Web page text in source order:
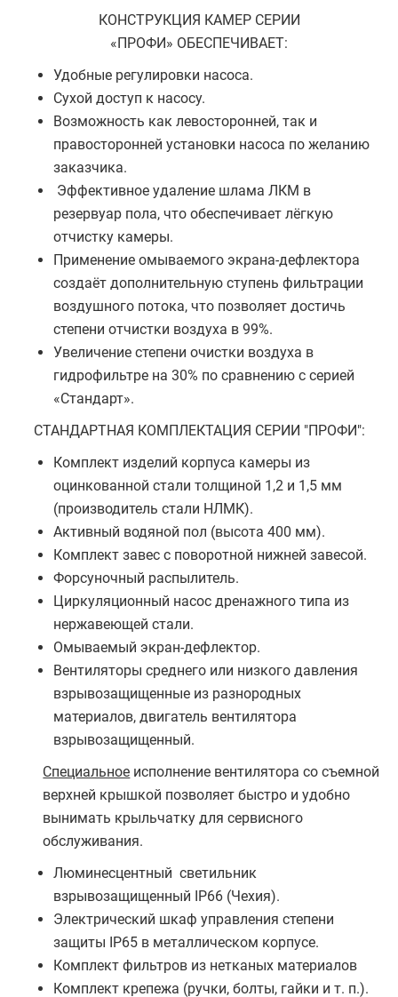
КОНСТРУКЦИЯ КАМЕР СЕРИИ
«ПРОФИ» ОБЕСПЕЧИВАЕТ:
Удобные регулировки насоса.
Сухой доступ к насосу.
Возможность как левосторонней, так и
правосторонней установки насоса по желанию
заказчика.
Эффективное удаление шлама ЛКМ в
резервуар пола, что обеспечивает лёгкую
отчистку камеры.
Применение омываемого экрана-дефлектора
создаёт дополнительную ступень фильтрации
воздушного потока, что позволяет достичь
степени отчистки воздуха в 99%.
Увеличение степени очистки воздуха в
гидрофильтре на 30% по сравнению с серией
«Стандарт».
СТАНДАРТНАЯ КОМПЛЕКТАЦИЯ СЕРИИ "ПРОФИ":
Комплект изделий корпуса камеры из
оцинкованной стали толщиной 1,2 и 1,5 мм
(производитель стали НЛМК).
Активный водяной пол (высота 400 мм).
Комплект завес с поворотной нижней завесой.
Форсуночный распылитель.
Циркуляционный насос дренажного типа из
нержавеющей стали.
Омываемый экран-дефлектор.
Вентиляторы среднего или низкого давления
взрывозащищенные из разнородных
материалов, двигатель вентилятора
взрывозащищенный.
Специальное исполнение вентилятора со съемной
верхней крышкой позволяет быстро и удобно
вынимать крыльчатку для сервисного
обслуживания.
Люминесцентный светильник
взрывозащищенный IP66 (Чехия).
Электрический шкаф управления степени
защиты IP65 в металлическом корпусе.
Комплект фильтров из нетканых материалов
Комплект крепежа (ручки, болты, гайки и т. п.).